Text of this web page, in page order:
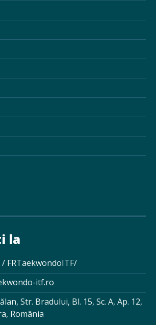
la
FRTaekwondoITF/
itf.ro
Str. Bradului, Bl. 15, Sc. A, Ap. 12,
România